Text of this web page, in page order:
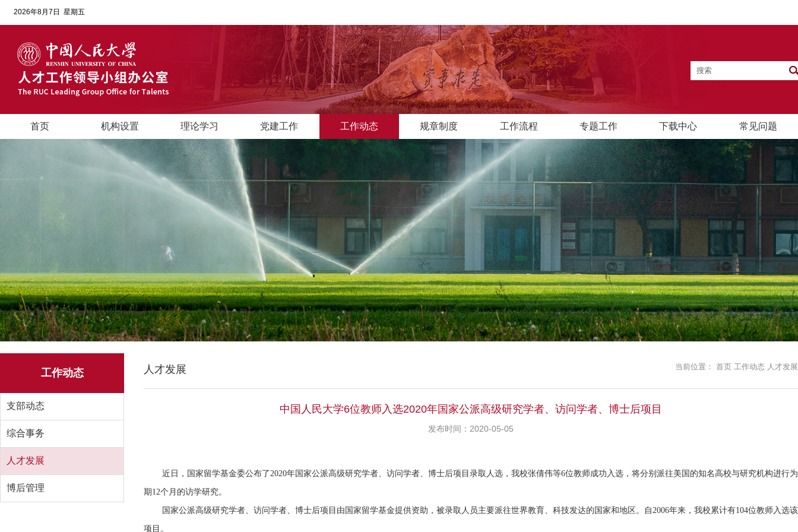
2026年8月7日 星期五
首页 机构设置 理论学习 党建工作 工作动态 规章制度 工作流程 专题工作 下载中心 常见问题
工作动态
支部动态
综合事务
人才发展
博后管理
当前位置： 首页 工作动态 人才发展
人才发展
中国人民大学6位教师入选2020年国家公派高级研究学者、访问学者、博士后项目
发布时间：2020-05-05
近日，国家留学基金委公布了 2020年国家公派高级研究学者、访问学者、博士后项目录取人选，我校张倩伟等6位教师成功入选，将分别派往美国的知名高校与研究机构进行为
期 12个月的访学研究。
国家公派高级研究学者、访问学者、博士后项目由国家留学基金提供资助，被录取人员主要派往世界教育、科技发达的国家和地区。自 2006年来，我校累计有104位教师入选该
项目。